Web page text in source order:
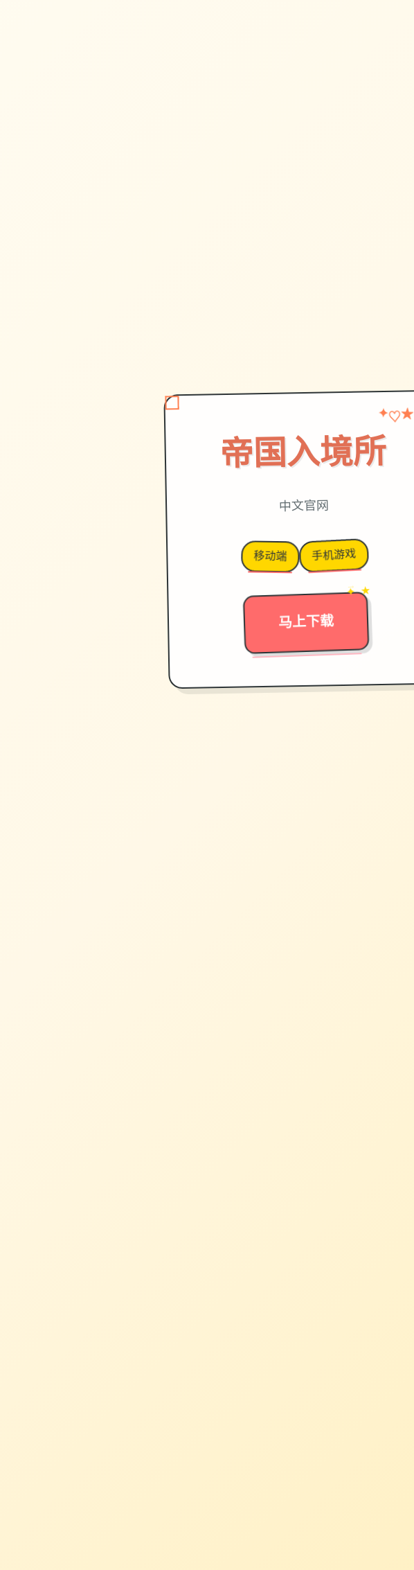
帝国入境所
✦♡
★
中文官网
移动端 手机游戏
马上下载
→
✦ ★